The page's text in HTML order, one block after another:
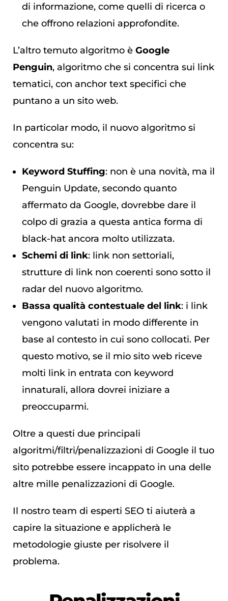
di informazione, come quelli di ricerca o
che offrono relazioni approfondite.
L’altro temuto algoritmo è Google
Penguin, algoritmo che si concentra sui link
tematici, con anchor text specifici che
puntano a un sito web.
In particolar modo, il nuovo algoritmo si
concentra su:
Keyword Stuffing: non è una novità, ma il
Penguin Update, secondo quanto
affermato da Google, dovrebbe dare il
colpo di grazia a questa antica forma di
black-hat ancora molto utilizzata.
Schemi di link: link non settoriali,
strutture di link non coerenti sono sotto il
radar del nuovo algoritmo.
Bassa qualità contestuale del link: i link
vengono valutati in modo differente in
base al contesto in cui sono collocati. Per
questo motivo, se il mio sito web riceve
molti link in entrata con keyword
innaturali, allora dovrei iniziare a
preoccuparmi.
Oltre a questi due principali
algoritmi/filtri/penalizzazioni di Google il tuo
sito potrebbe essere incappato in una delle
altre mille penalizzazioni di Google.
Il nostro team di esperti SEO ti aiuterà a
capire la situazione e applicherà le
metodologie giuste per risolvere il
problema.